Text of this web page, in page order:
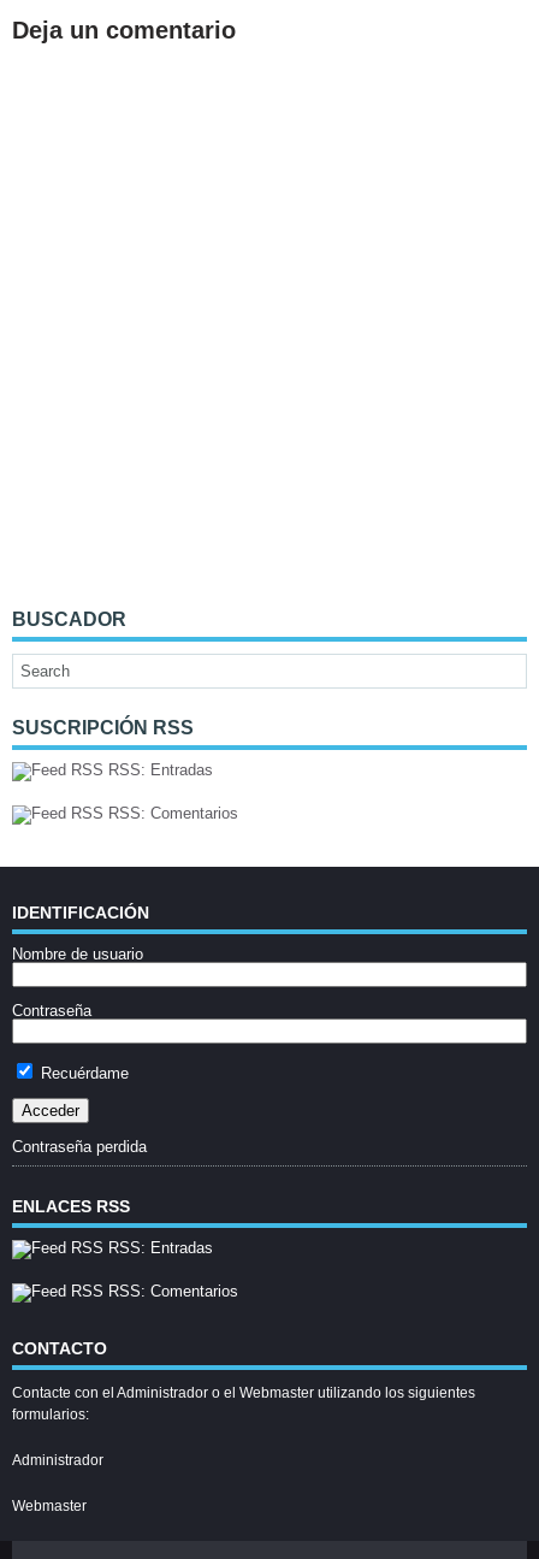
Deja un comentario
BUSCADOR
SUSCRIPCIÓN RSS
RSS: Entradas
RSS: Comentarios
IDENTIFICACIÓN
Nombre de usuario
Contraseña
Recuérdame
Contraseña perdida
ENLACES RSS
RSS: Entradas
RSS: Comentarios
CONTACTO
Contacte con el Administrador o el Webmaster utilizando los siguientes
formularios:
Administrador
Webmaster